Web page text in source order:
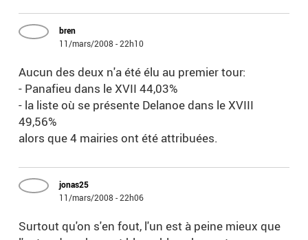
bren
11/mars/2008 - 22h10
Aucun des deux n'a été élu au premier tour:
- Panafieu dans le XVII 44,03%
- la liste où se présente Delanoe dans le XVIII
49,56%
alors que 4 mairies ont été attribuées.
jonas25
11/mars/2008 - 22h06
Surtout qu'on s'en fout, l'un est à peine mieux que